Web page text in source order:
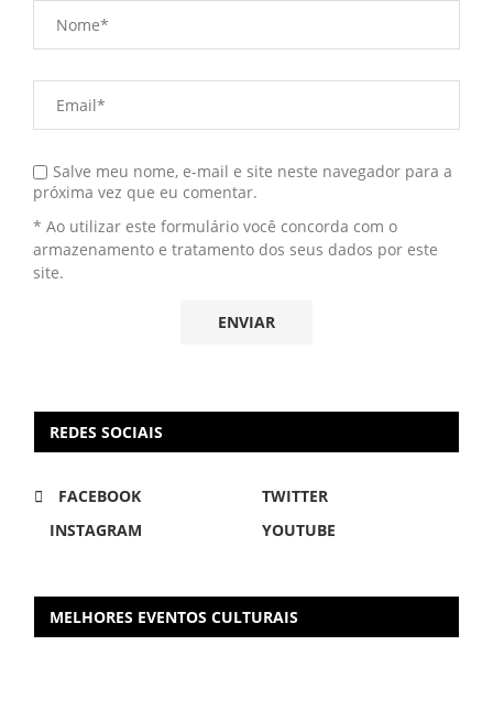
Salve meu nome, e-mail e site neste navegador para a
próxima vez que eu comentar.
* Ao utilizar este formulário você concorda com o
armazenamento e tratamento dos seus dados por este
site.
REDES SOCIAIS
FACEBOOK
TWITTER
INSTAGRAM
YOUTUBE
MELHORES EVENTOS CULTURAIS